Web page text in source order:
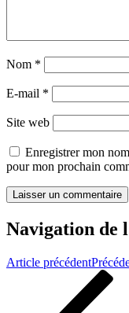
Nom *
E-mail *
Site web
Enregistrer mon
pour mon prochain
Navigation de
Article précédent